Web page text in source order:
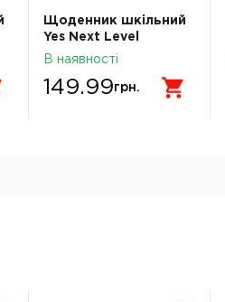
Щоденник шкільний
Yes Next Level
інтегральний A5 40
В наявності
149.99грн.